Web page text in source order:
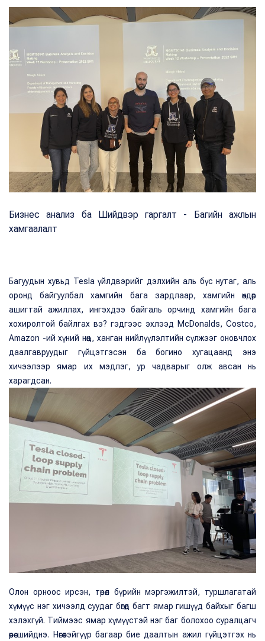
Бизнес анализ ба Шийдвэр гаргалт - Багийн ажлын
хамгаалалт
Багуудын хувьд Tesla үйлдвэрийг дэлхийн аль бүс нутаг, аль
оронд байгуулбал хамгийн бага зардлаар, хамгийн өндөр
ашигтай ажиллах, ингэхдээ байгаль орчинд хамгийн бага
хохиролтой байлгах вэ? гэдгээс эхлээд McDonalds, Costco,
Amazon -ий хүний нөөц, ханган нийлүүлэлтийн сүлжээг оновчлох
даалгавруудыг гүйцэтгэсэн ба богино хугацаанд энэ
хичээлээр ямар их мэдлэг, ур чадварыг олж авсан нь
харагдсан.
Олон орноос ирсэн, төрөл бүрийн мэргэжилтэй, туршлагатай
хүмүүс нэг хичээлд суудаг бөгөөд багт ямар гишүүд байхыг багш
хэлэхгүй. Тиймээс ямар хүмүүстэй нэг баг болохоо суралцагч
өөрөө шийднэ. Нөгөөтэйгүүр багаар бие даалтын ажил гүйцэтгэх нь